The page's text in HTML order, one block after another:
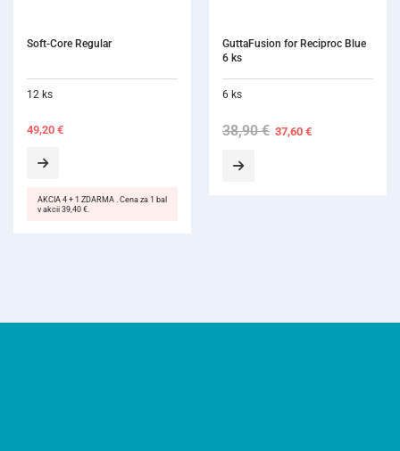
Soft-Core Regular
12 ks
49,20 €
AKCIA 4 + 1 ZDARMA . Cena za 1 bal
v akcii 39,40 €.
GuttaFusion for Reciproc Blue
6 ks
6 ks
38,90€ Original
price
37,60€Current